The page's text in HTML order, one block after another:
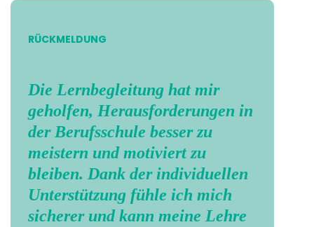
RÜCKMELDUNG
Die Lernbegleitung hat mir
geholfen, Herausforderungen in
der Berufsschule besser zu
meistern und motiviert zu
bleiben. Dank der individuellen
Unterstützung fühle ich mich
sicherer und kann meine Lehre